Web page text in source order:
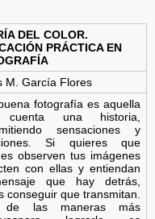
DEL COLOR.
PRÁCTICA EN
M. García Flores
fotografía es aquella
cuenta una historia,
sensaciones y
Si quieres que
observen tus imágenes
con ellas y entiendan
que hay detrás,
conseguir que transmitan.
de las maneras más